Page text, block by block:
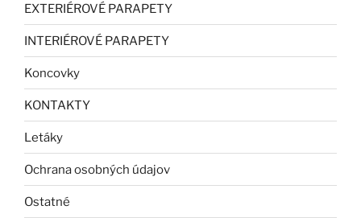
EXTERIÉROVÉ PARAPETY
INTERIÉROVÉ PARAPETY
Koncovky
KONTAKTY
Letáky
Ochrana osobných údajov
Ostatné